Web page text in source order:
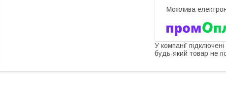
У компанії
будь-який товар не